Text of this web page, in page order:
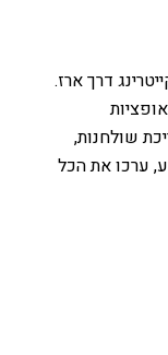
דרך ארז.
שולחנות,
ערכו את הכל